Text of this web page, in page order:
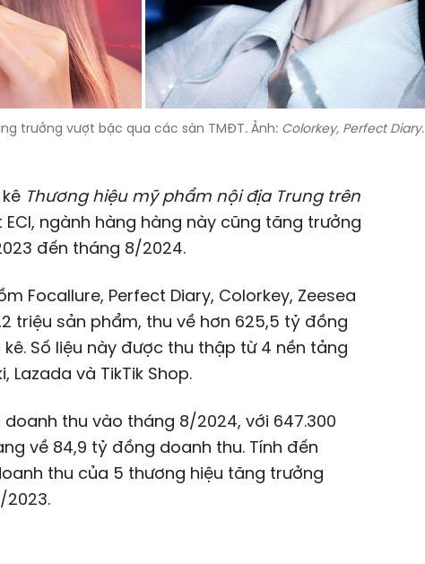
trưởng vượt bậc qua các sàn TMĐT. Ảnh: Colorkey, Perfect Diary.
Thương hiệu mỹ phẩm nội địa Trung trên
ECI, ngành hàng hàng này cũng tăng trưởng
đến tháng 8/2024.
Focallure, Perfect Diary, Colorkey, Zeesea
triệu sản phẩm, thu về hơn 625,5 tỷ đồng
Số liệu này được thu thập từ 4 nền tảng
Lazada và TikTik Shop.
thu vào tháng 8/2024, với 647.300
về 84,9 tỷ đồng doanh thu. Tính đến
thu của 5 thương hiệu tăng trưởng
2023.